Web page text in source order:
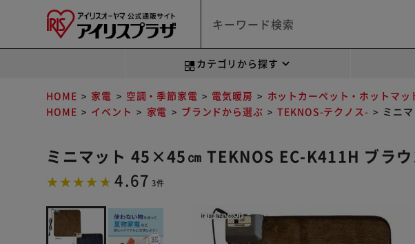
カテゴリから探す
HOME 家電 空調・季節家電 電気暖房 ホットカーペット・ホットマッ
HOME
イベント 家電 ブランドから選ぶ TEKNOS-テクノス- ミニ
ミニマット 45×45㎝ TEKNOS EC-K411H ブラウ
4.67 3件